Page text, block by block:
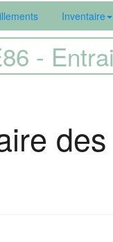
Inventaire
-